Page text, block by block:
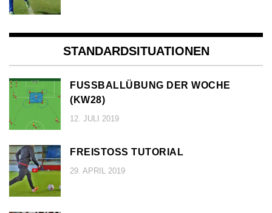
STANDARDSITUATIONEN
FUSSBALLÜBUNG DER WOCHE (
KW28)
12. JULI 2019
FREISTOSS TUTORIAL
29. APRIL 2019